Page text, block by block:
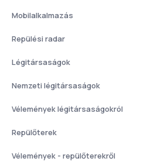
Mobilalkalmazás
Repülési radar
Légitársaságok
Nemzeti légitársaságok
Vélemények légitársaságokról
Repülőterek
Vélemények - repülőterekről